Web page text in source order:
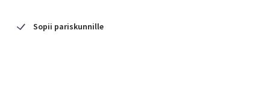
Sopii pariskunnille